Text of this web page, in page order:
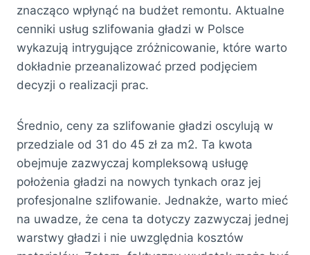
znacząco wpłynąć na budżet remontu. Aktualne
cenniki usług szlifowania gładzi w Polsce
wykazują intrygujące zróżnicowanie, które warto
dokładnie przeanalizować przed podjęciem
decyzji o realizacji prac.
Średnio, ceny za szlifowanie gładzi oscylują w
przedziale od 31 do 45 zł za m2. Ta kwota
obejmuje zazwyczaj kompleksową usługę
położenia gładzi na nowych tynkach oraz jej
profesjonalne szlifowanie. Jednakże, warto mieć
na uwadze, że cena ta dotyczy zazwyczaj jednej
warstwy gładzi i nie uwzględnia kosztów